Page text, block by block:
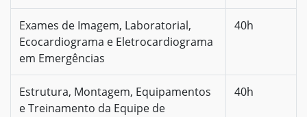
Exames de Imagem, Laboratorial,
Ecocardiograma e Eletrocardiograma
em Emergências
40h
Estrutura, Montagem, Equipamentos
e Treinamento da Equipe de
40h